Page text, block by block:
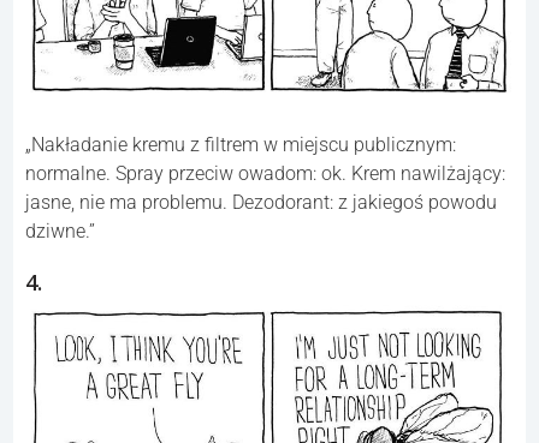
„Nakładanie kremu z filtrem w miejscu publicznym:
normalne. Spray przeciw owadom: ok. Krem nawilżający:
jasne, nie ma problemu. Dezodorant: z jakiegoś powodu
dziwne.”
4.